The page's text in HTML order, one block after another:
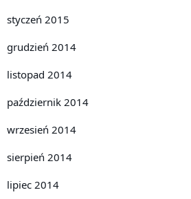
styczeń 2015
grudzień 2014
listopad 2014
październik 2014
wrzesień 2014
sierpień 2014
lipiec 2014